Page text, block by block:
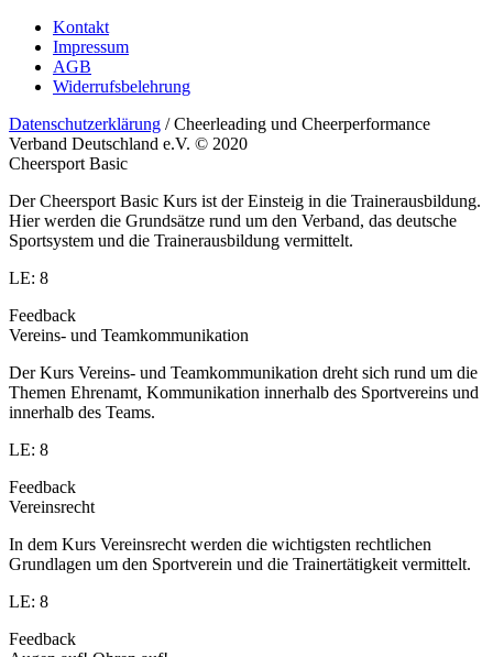
Kontakt
Impressum
AGB
Widerrufsbelehrung
Datenschutzerklärung / Cheerleading und Cheerperformance
Verband Deutschland e.V. © 2020
Cheersport Basic
Der Cheersport Basic Kurs ist der Einsteig in die Trainerausbildung.
Hier werden die Grundsätze rund um den Verband, das deutsche
Sportsystem und die Trainerausbildung vermittelt.
LE: 8
Feedback
Vereins- und Teamkommunikation
Der Kurs Vereins- und Teamkommunikation dreht sich rund um die
Themen Ehrenamt, Kommunikation innerhalb des Sportvereins und
innerhalb des Teams.
LE: 8
Feedback
Vereinsrecht
In dem Kurs Vereinsrecht werden die wichtigsten rechtlichen
Grundlagen um den Sportverein und die Trainertätigkeit vermittelt.
LE: 8
Feedback